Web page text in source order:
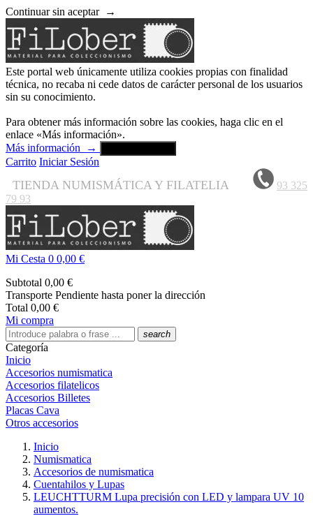
Continuar sin aceptar →
Este portal web únicamente utiliza cookies propias con finalidad
técnica, no recaba ni cede datos de carácter personal de los usuarios
sin su conocimiento.
Para obtener más información sobre las cookies, haga clic en el
enlace «Más información».
Más información
→
Carrito Iniciar Sesión
TIENDA NUMISMÁTICA Y FILATELIA
93 325
79 93
Mi Cesta 0 0,00 €
Subtotal 0,00 €
Transporte Pendiente hasta poner la dirección
Total 0,00 €
Mi compra
search
Categoría
Inicio
Accesorios numismatica
Accesorios filatelicos
Accesorios Billetes
Placas Cava
Otros accesorios
Inicio
Numismatica
Accesorios de numismatica
Cuentahilos y Lupas
LEUCHTTURM Lupa precisión con LED y lampara UV 10
aumentos.